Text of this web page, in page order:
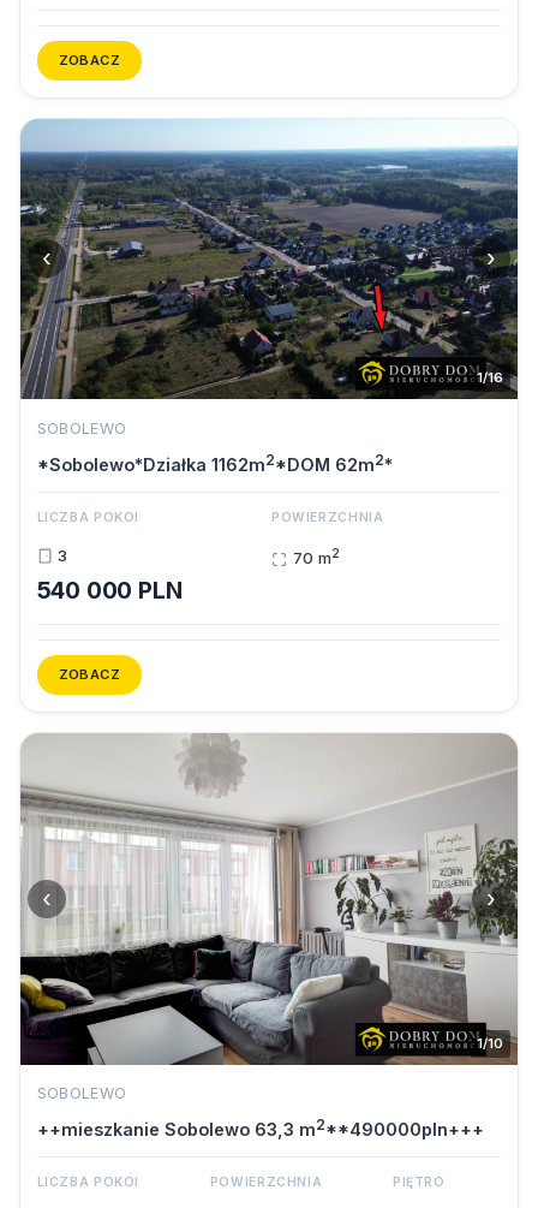
ZOBACZ
‹ ›
1/16
SOBOLEWO
*Sobolewo*Działka 1162m2*DOM 62m2*
LICZBA POKOI
3
POWIERZCHNIA
70 m2
540 000 PLN
ZOBACZ
‹ ›
1/10
SOBOLEWO
++mieszkanie Sobolewo 63,3 m2**490000pln+++
LICZBA POKOI POWIERZCHNIA PIĘTRO